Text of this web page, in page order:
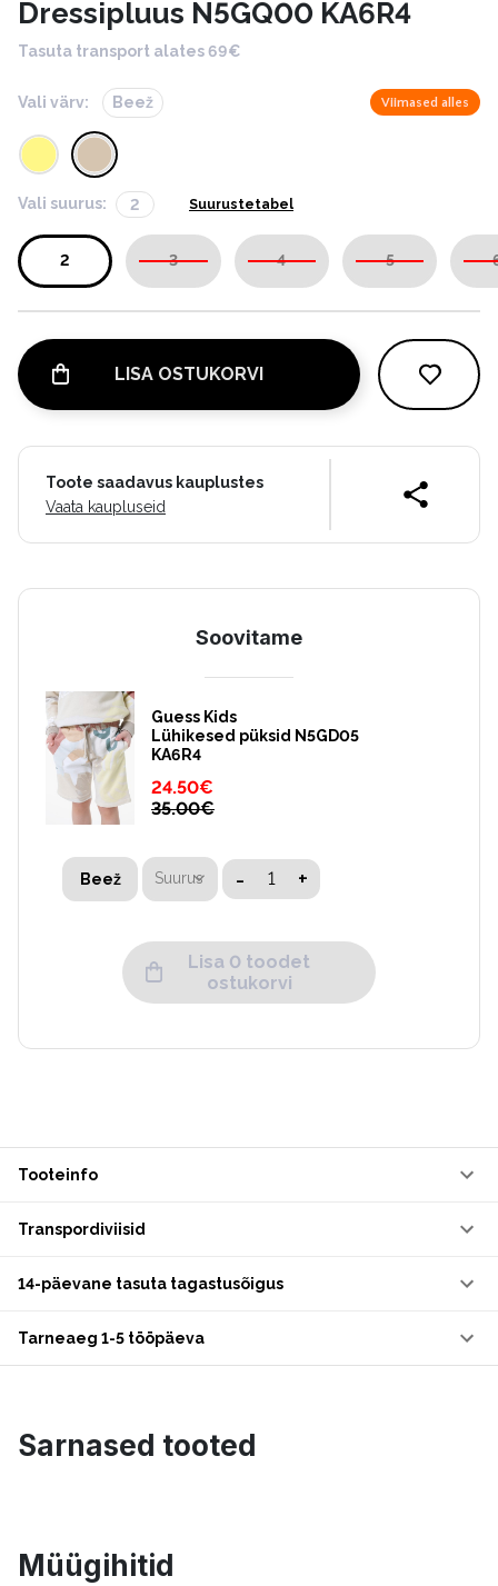
Dressipluus N5GQ00 KA6R4
Tasuta transport alates 69€
Vali värv: Beež Viimased alles
Vali suurus: 2 Suurustetabel
2 3 4 5
LISA OSTUKORVI
Toote saadavus kauplustes
Vaata kaupluseid
Soovitame
Guess Kids
Lühikesed püksid N5GD05
KA6R4
24.50€
35.00€
Beež Suurus - +
Lisa 0 toodet
ostukorvi
Tooteinfo
Transpordiviisid
14-päevane tasuta tagastusõigus
Tarneaeg 1-5 tööpäeva
Sarnased tooted
Müügihitid